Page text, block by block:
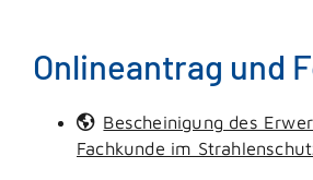
Onlineantrag und
Bescheinigung des
Fachkunde im